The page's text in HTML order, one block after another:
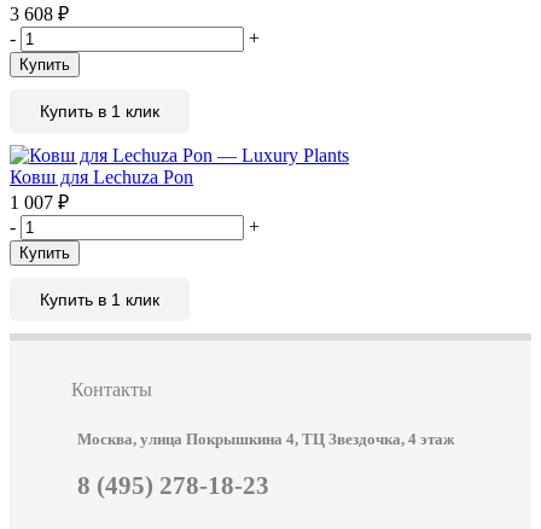
3 608 ₽
-
+
Купить
Купить в 1 клик
Ковш для Lechuza Pon
1 007 ₽
-
+
Купить
Купить в 1 клик
Контакты
Москва, улица Покрышкина 4, ТЦ Звездочка, 4 этаж
8 (495) 278-18-23